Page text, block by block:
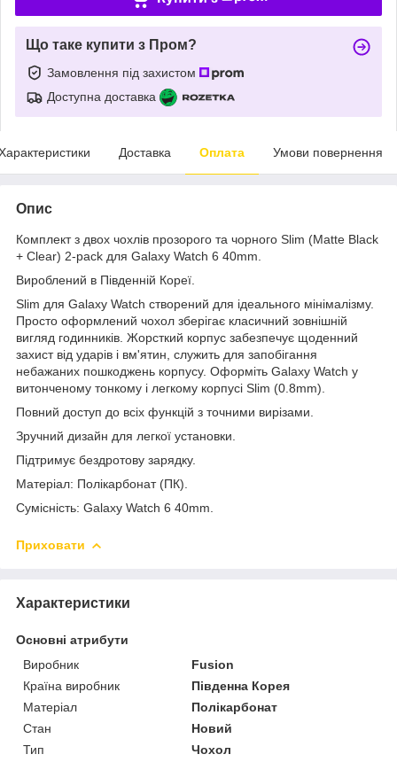
Що таке купити з Пром?
Замовлення під захистом
Доступна доставка
Доставка Оплата Умови повернення
Опис
Комплект з двох чохлів прозорого та чорного Slim (Matte Black
+ Clear) 2-pack для Galaxy Watch 6 40mm.
Вироблений в Південній Кореї.
Slim для Galaxy Watch створений для ідеального мінімалізму.
Просто оформлений чохол зберігає класичний зовнішній
вигляд годинників. Жорсткий корпус забезпечує щоденний
захист від ударів і вм'ятин, служить для запобігання
небажаних пошкоджень корпусу. Оформіть Galaxy Watch у
витонченому тонкому і легкому корпусі Slim (0.8mm).
Повний доступ до всіх функцій з точними вирізами.
Зручний дизайн для легкої установки.
Підтримує бездротову зарядку.
Матеріал: Полікарбонат (ПК).
Сумісність: Galaxy Watch 6 40mm.
Приховати
Характеристики
Основні атрибути
Виробник
Fusion
Країна виробник
Південна Корея
Матеріал
Полікарбонат
Стан
Новий
Тип
Чохол